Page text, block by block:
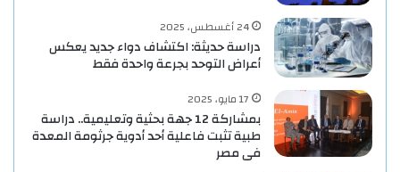
24 أغسطس، 2025
دراسة حديثة: اكتشاف دواء جديد يعكس
أعراض التوحد بجرعة واحدة فقط
17 مايو، 2025
بمشاركة 12 جهة بحثية وتعليمية.. دراسة
طبية تثبت فاعلية أحد أدوية جرثومة المعدة
فى مصر